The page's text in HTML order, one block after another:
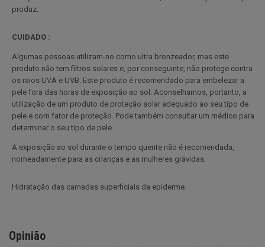
produz.
CUIDADO :
Algumas pessoas utilizam-no como ultra bronzeador, mas este
produto não tem filtros solares e, por conseguinte, não protege contra
os raios UVA e UVB. Este produto é recomendado para embelezar a
pele fora das horas de exposição ao sol. Aconselhamos, portanto, a
utilização de um produto de proteção solar adequado ao seu tipo de
pele e com fator de proteção. Pode também consultar um médico para
determinar o seu tipo de pele.
A exposição ao sol durante o tempo quente não é recomendada,
nomeadamente para as crianças e as mulheres grávidas.
Hidratação das camadas superficiais da epiderme.
Opinião